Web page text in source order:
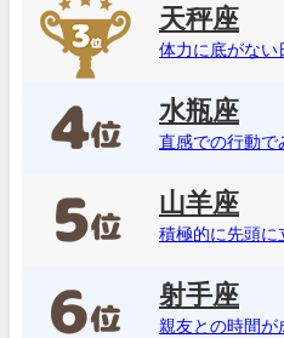
天秤座
体力に底がない
水瓶座
直感での行動で
山羊座
積極的に先頭に
射手座
親友との時間が